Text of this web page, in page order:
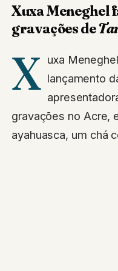
Xuxa Meneghel
gravações de
X uxa
lançamento
gravações no Acre,
ayahuasca, um chá